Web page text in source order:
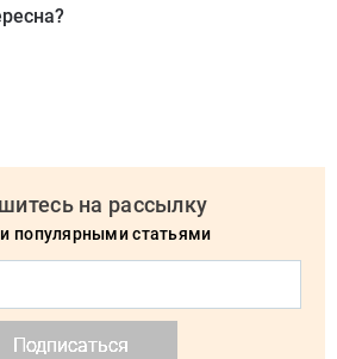
на рассылку
популярными статьями
Подписаться